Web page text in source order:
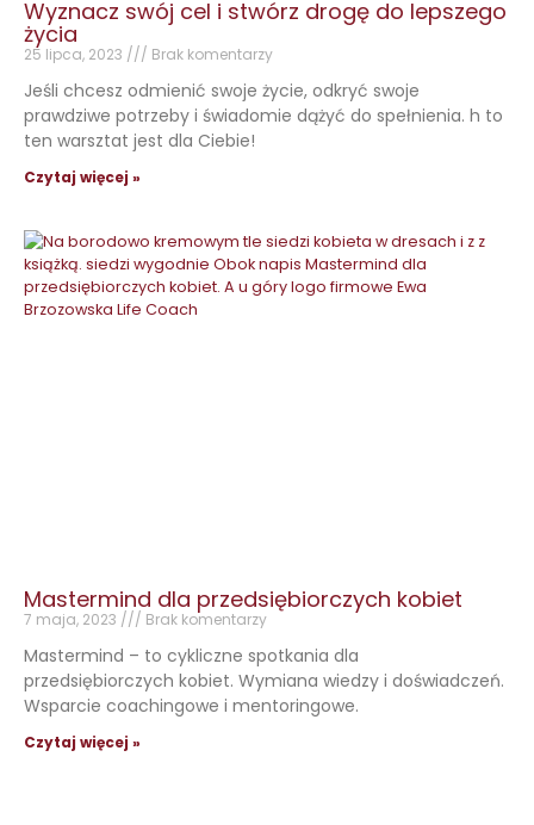
Wyznacz swój cel i stwórz drogę do lepszego
życia
25 lipca, 2023 Brak komentarzy
Jeśli chcesz odmienić swoje życie, odkryć swoje
prawdziwe potrzeby i świadomie dążyć do spełnienia. h to
ten warsztat jest dla Ciebie!
Czytaj więcej »
Mastermind dla przedsiębiorczych kobiet
7 maja, 2023 Brak komentarzy
Mastermind – to cykliczne spotkania dla
przedsiębiorczych kobiet. Wymiana wiedzy i doświadczeń.
Wsparcie coachingowe i mentoringowe.
Czytaj więcej »